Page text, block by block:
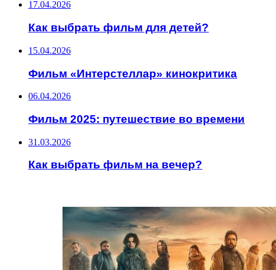
17.04.2026
Как выбрать фильм для детей?
15.04.2026
Фильм «Интерстеллар» кинокритика
06.04.2026
Фильм 2025: путешествие во времени
31.03.2026
Как выбрать фильм на вечер?